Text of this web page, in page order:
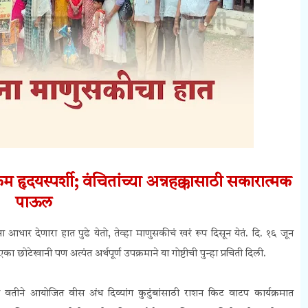
हृदयस्पर्शी;वंचितांच्या अन्नहक्कासाठी सकारात्मक
पाऊल
आधार देणारा हात पुढे येतो, तेव्हा माणुसकीचं खरं रूप दिसून येतं. दि. १६ जून
पण अत्यंत अर्थपूर्ण उपक्रमाने या गोष्टीची पुन्हा प्रचिती दिली.
वतीने आयोजित वीस अंध दिव्यांग कुटुंबांसाठी राशन किट वाटप कार्यक्रमात